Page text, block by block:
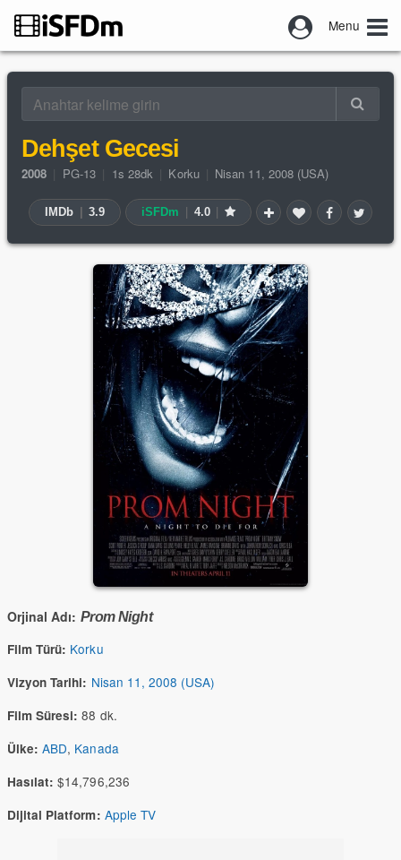
Menu
Dehşet Gecesi
2008 PG-13 1s 28dk Korku Nisan 11, 2008 (USA)
IMDb 3.9 iSFDm 4.0
Orjinal Adı: Prom Night
Film Türü: Korku
Vizyon Tarihi: Nisan 11, 2008 (USA)
Film Süresi: 88 dk.
Ülke: ABD, Kanada
Hasılat: $14,796,236
Dijital Platform: Apple TV